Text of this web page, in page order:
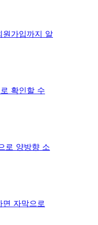
원가입까지 알
확인할 수
로 양방향 소
면 자막으로